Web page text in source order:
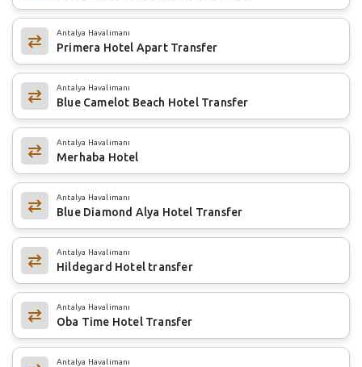
Antalya Havalimanı
Primera Hotel Apart Transfer
Antalya Havalimanı
Blue Camelot Beach Hotel Transfer
Antalya Havalimanı
Merhaba Hotel
Antalya Havalimanı
Blue Diamond Alya Hotel Transfer
Antalya Havalimanı
Hildegard Hotel transfer
Antalya Havalimanı
Oba Time Hotel Transfer
Antalya Havalimanı